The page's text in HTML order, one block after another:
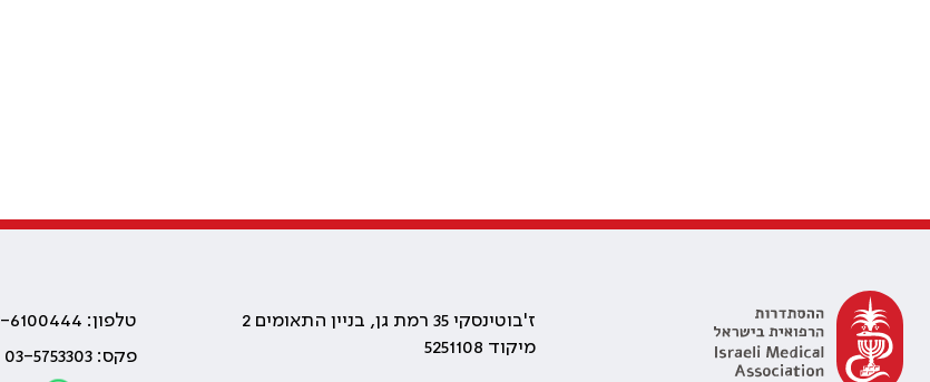
ז'בוטינסקי 35 רמת גן, בניין התאומים 2
מיקוד 5251108
טלפון: 03-6100444
פקס: 03-5753303